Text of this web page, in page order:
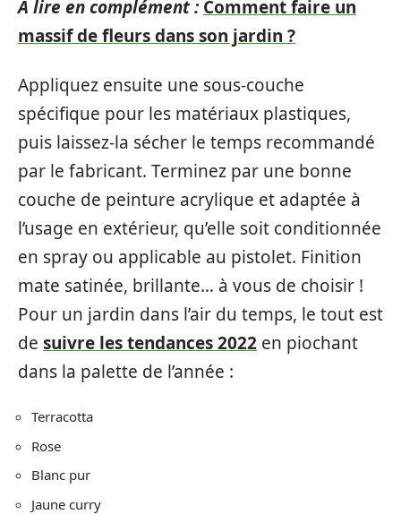
A lire en complément : Comment faire un
massif de fleurs dans son jardin ?
Appliquez ensuite une sous-couche
spécifique pour les matériaux plastiques,
puis laissez-la sécher le temps recommandé
par le fabricant. Terminez par une bonne
couche de peinture acrylique et adaptée à
l’usage en extérieur, qu’elle soit conditionnée
en spray ou applicable au pistolet. Finition
mate satinée, brillante… à vous de choisir !
Pour un jardin dans l’air du temps, le tout est
de suivre les tendances 2022 en piochant
dans la palette de l’année :
Terracotta
Rose
Blanc pur
Jaune curry